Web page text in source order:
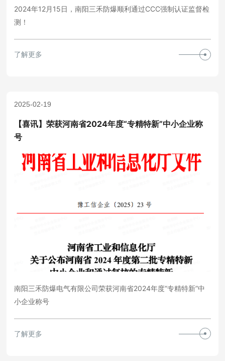
2024年12月15日，南阳三禾防爆顺利通过CCC强制认证监督检
测！
了解更多
2025-02-19
【喜讯】荣获河南省2024年度“专精特新”中小企业称
号
南阳三禾防爆电气有限公司荣获河南省2024年度“专精特新”中
小企业称号
了解更多